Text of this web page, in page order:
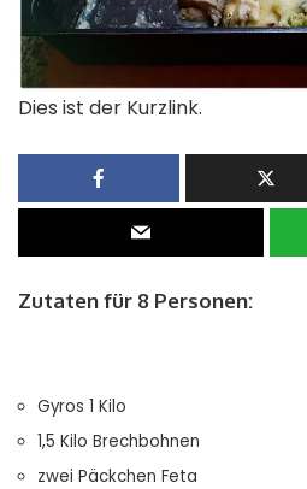
Dies ist der Kurzlink.
Zutaten für 8 Personen:
Gyros 1 Kilo
1,5 Kilo Brechbohnen
zwei Päckchen Feta